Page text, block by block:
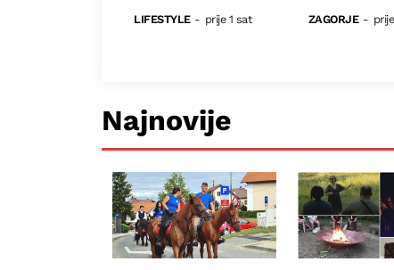
LIFESTYLE - prije 1 sat ZAGORJE -
Najnovije